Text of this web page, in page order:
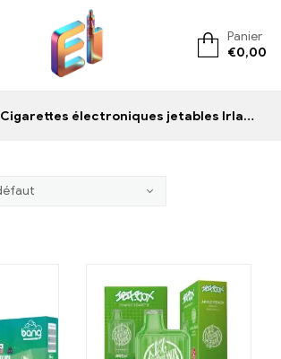
ElementVape.de
Panier
€0,00
Cigarettes électroniques jetables Irlande